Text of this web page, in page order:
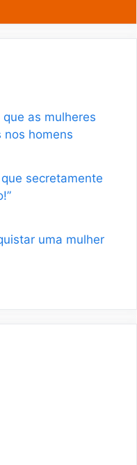
as mulheres
nos homens
secretamente
uma mulher